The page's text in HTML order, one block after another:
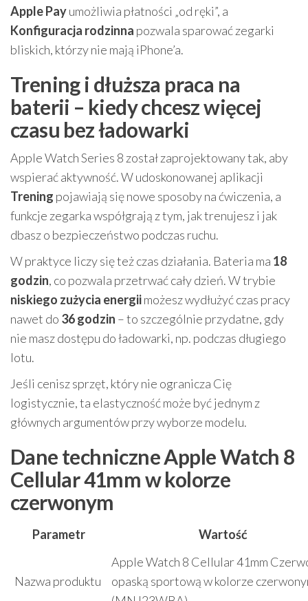
Apple Payumożliwia płatności „od ręki”, a
Konfiguracja rodzinna pozwala sparować zegarki
bliskich, którzy nie mają iPhone’a.
Trening i dłuższa praca na
baterii – kiedy chcesz więcej
czasu bez ładowarki
Apple Watch Series 8 został zaprojektowany tak, aby
wspierać aktywność. W udoskonowanej aplikacji
Trening pojawiają się nowe sposoby na ćwiczenia, a
funkcje zegarka współgrają z tym, jak trenujesz i jak
dbasz o bezpieczeństwo podczas ruchu.
W praktyce liczy się też czas działania. Bateria ma 18
godzin, co pozwala przetrwać cały dzień. W trybie
niskiego zużycia energiimożesz wydłużyć czas pracy
nawet do 36 godzin – to szczególnie przydatne, gdy
nie masz dostępu do ładowarki, np. podczas długiego
lotu.
Jeśli cenisz sprzęt, który nie ogranicza Cię
logistycznie, ta elastyczność może być jednym z
głównych argumentów przy wyborze modelu.
Dane techniczne Apple Watch 8
Cellular 41mm w kolorze
czerwonym
Parametr Wartość
Nazwa produktu
Apple Watch 8 Cellular 41mm
opaską sportową w kolorze